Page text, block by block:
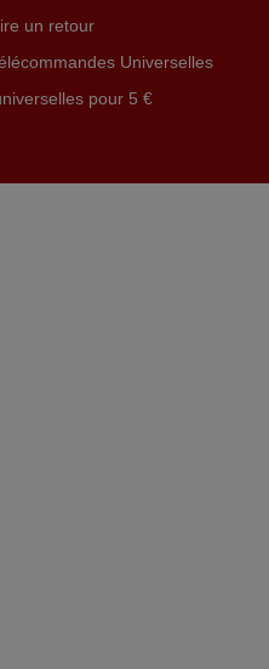
effectuée a 13h30est
Jacqueline,
un retour
Universelles
pour 5 €